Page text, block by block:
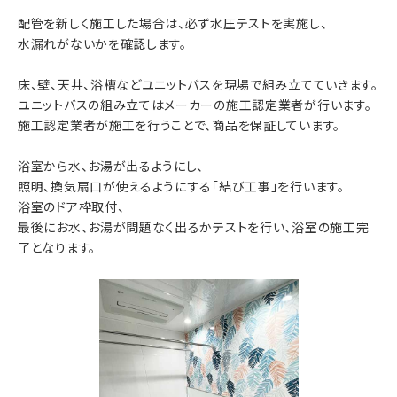
配管を新しく施工した場合は、必ず水圧テストを実施し、
水漏れがないかを確認します。
床、壁、天井、浴槽などユニットバスを現場で組み立てていきます。
ユニットバスの組み立てはメーカーの施工認定業者が行います。
施工認定業者が施工を行うことで、商品を保証しています。
浴室から水、お湯が出るようにし、
照明、換気扇口が使えるようにする「結び工事」を行います。
浴室のドア枠取付、
最後にお水、お湯が問題なく出るかテストを行い、浴室の施工完
了となります。